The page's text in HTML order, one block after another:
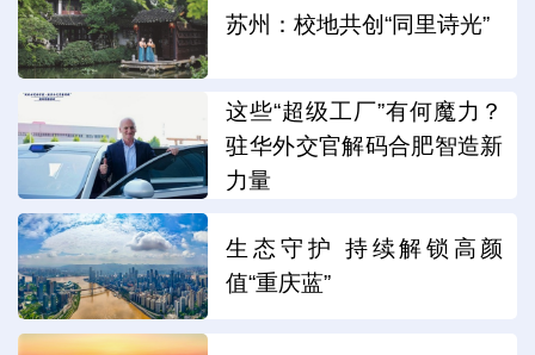
苏州：校地共创“同里诗光”
这些“超级工厂”有何魔力？
驻华外交官解码合肥智造新
力量
生态守护 持续解锁高颜
值“重庆蓝”